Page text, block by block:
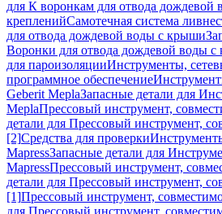
для К воронкам для отвода
крепленийСамотечная система
для отвода дождевой воды с крыши
Воронки для отвода дождевой воды
для пароизоляцииИнструменты,
программное обеспечение
Geberit MeplaЗапасные детали для
MeplaПрессовый инструмент,
детали для Прессовый инструмент,
[2]Средства для проверки
MapressЗапасные детали для
MapressПрессовый инструмент,
детали для Прессовый инструмент,
[1]Прессовый инструмент,
для Прессовый инструмент,